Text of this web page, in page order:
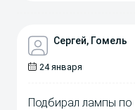
Сергей, Гомель
24 января
Подбирал лампы